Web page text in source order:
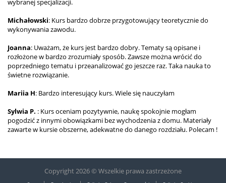
wybranej specjalizacji.
Michałowski: Kurs bardzo dobrze przygotowujący teoretycznie do
wykonywania zawodu.
Joanna: Uważam, że kurs jest bardzo dobry. Tematy są opisane i
rozłożone w bardzo zrozumiały sposób. Zawsze można wrócić do
poprzedniego tematu i przeanalizować go jeszcze raz. Taka nauka to
świetne rozwiązanie.
Mariia H: Bardzo interesujący kurs. Wiele się nauczyłam
Sylwia P. : Kurs oceniam pozytywnie, naukę spokojnie mogłam
pogodzić z innymi obowiązkami bez wychodzenia z domu. Materiały
zawarte w kursie obszerne, adekwatne do danego rozdziału. Polecam !
Copyright 2026 © Wszelkie prawa zastrzeżone